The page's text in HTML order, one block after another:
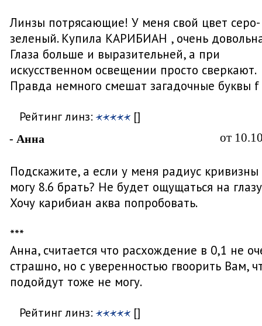
Линзы потрясающие! У меня свой цвет серо-
зеленый. Купила КАРИБИАН , очень
Глаза больше и выразительней, а при
искусственном освещении просто сверкают.
Правда немного смешат загадочные буквы f
Рейтинг линз: []
- Анна от
Подскажите, а если у меня радиус кривизны
могу 8.6 брать? Не будет ощущаться на
Хочу карибиан аква попробовать.
***
Анна, считается что расхождение в 0,1 не
страшно, но с уверенностью гвоорить Вам,
подойдут тоже не могу.
Рейтинг линз: []